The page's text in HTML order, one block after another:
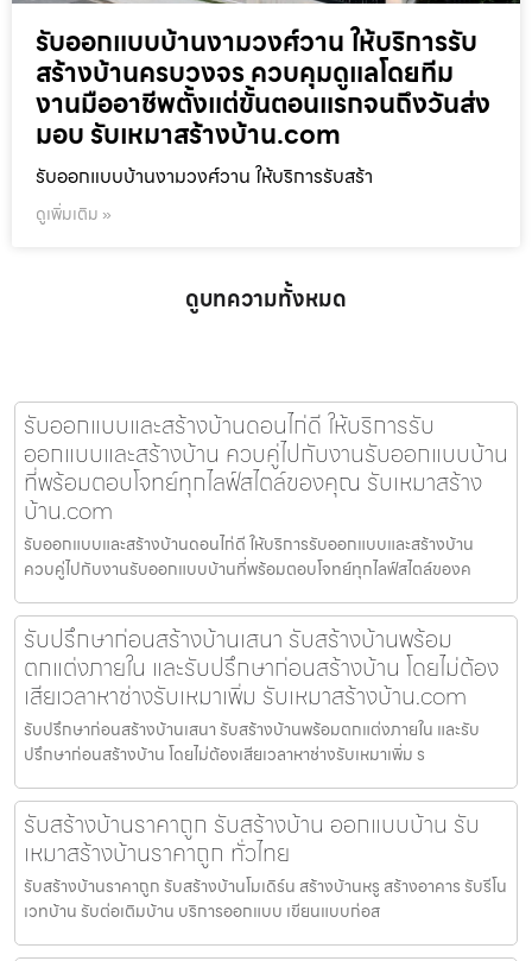
รับออกแบบบ้านงามวงศ์วาน ให้บริการรับ
สร้างบ้านครบวงจร ควบคุมดูแลโดยทีม
งานมืออาชีพตั้งแต่ขั้นตอนแรกจนถึงวันส่ง
มอบ รับเหมาสร้างบ้าน.com
รับออกแบบบ้านงามวงศ์วาน ให้บริการรับสร้า
ดูเพิ่มเติม »
ดูบทความทั้งหมด
รับออกแบบและสร้างบ้านดอนไก่ดี ให้บริการรับ
ออกแบบและสร้างบ้าน ควบคู่ไปกับงานรับออกแบบบ้าน
ที่พร้อมตอบโจทย์ทุกไลฟ์สไตล์ของคุณ รับเหมาสร้าง
บ้าน.com
รับออกแบบและสร้างบ้านดอนไก่ดี ให้บริการรับออกแบบและสร้างบ้าน
ควบคู่ไปกับงานรับออกแบบบ้านที่พร้อมตอบโจทย์ทุกไลฟ์สไตล์ของค
รับปรึกษาก่อนสร้างบ้านเสนา รับสร้างบ้านพร้อม
ตกแต่งภายใน และรับปรึกษาก่อนสร้างบ้าน โดยไม่ต้อง
เสียเวลาหาช่างรับเหมาเพิ่ม รับเหมาสร้างบ้าน.com
รับปรึกษาก่อนสร้างบ้านเสนา รับสร้างบ้านพร้อมตกแต่งภายใน และรับ
ปรึกษาก่อนสร้างบ้าน โดยไม่ต้องเสียเวลาหาช่างรับเหมาเพิ่ม ร
รับสร้างบ้านราคาถูก รับสร้างบ้าน ออกแบบบ้าน รับ
เหมาสร้างบ้านราคาถูก ทั่วไทย
รับสร้างบ้านราคาถูก รับสร้างบ้านโมเดิร์น สร้างบ้านหรู สร้างอาคาร รับรีโน
เวทบ้าน รับต่อเติมบ้าน บริการออกแบบ เขียนแบบก่อส